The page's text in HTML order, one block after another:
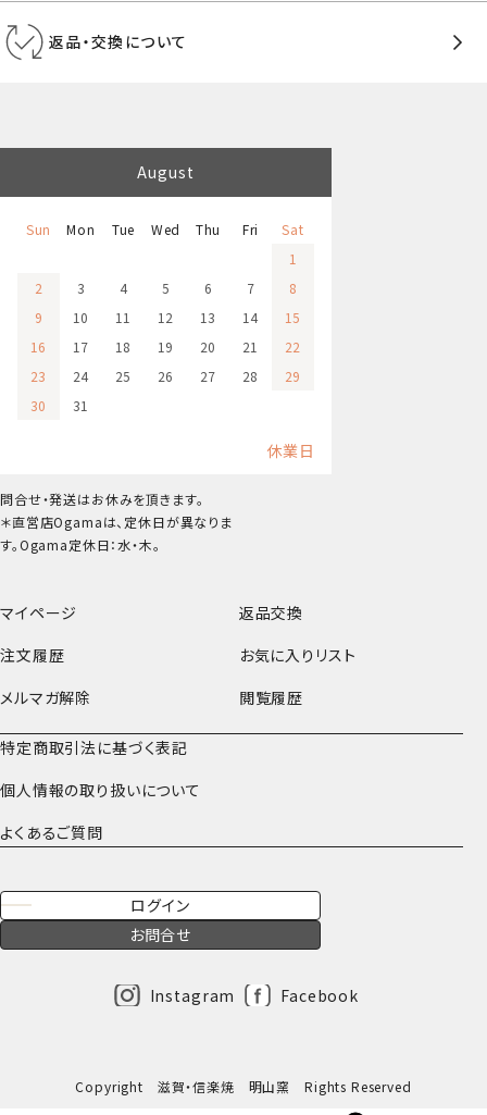
返品・交換について
マイページ
返品交換
注文履歴
お気に入りリスト
メルマガ解除
閲覧履歴
特定商取引法に基づく表記
個人情報の取り扱いについて
よくあるご質問
ログイン
お問合せ
Instagram Facebook
August
Sun Mon Tue Wed Thu Fri
Sat
1
2
3 4 5 6 7
8
9
10 11 12 13 14
15
16
17 18 19 20 21
22
23
24 25 26 27 28
29
30
31
休業日
問合せ・発送はお休みを頂きます。
＊直営店Ogamaは、定休日が異なりま
す。Ogama定休日：水・木。
Copyright 滋賀・信楽焼 明山窯 Rights Reserved